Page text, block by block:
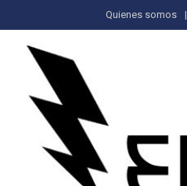
al
contenido
Quienes somos